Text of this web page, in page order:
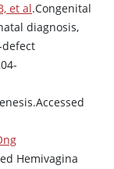
et al.Congenital
diagnosis,
Hemivagina